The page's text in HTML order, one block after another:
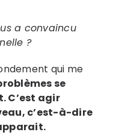
a convaincu
?
qui me
se
C’est agir
c’est-à-dire